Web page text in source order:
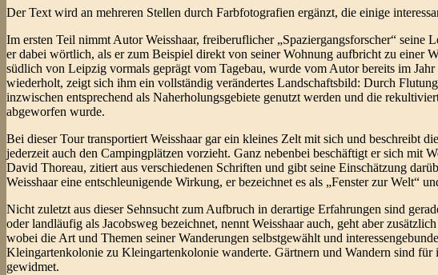
Der Text wird an mehreren Stellen durch Farbfotografien ergänzt, die einige
Im ersten Teil nimmt Autor Weisshaar, freiberuflicher „Spaziergangsforscher“
er dabei wörtlich, als er zum Beispiel direkt von seiner Wohnung aufbricht zu einer
südlich von Leipzig vormals geprägt vom Tagebau, wurde vom Autor bereits im
wiederholt, zeigt sich ihm ein vollständig verändertes Landschaftsbild: Durch
inzwischen entsprechend als Naherholungsgebiete genutzt werden und die
abgeworfen wurde.
Bei dieser Tour transportiert Weisshaar gar ein kleines Zelt mit sich und beschreibt
jederzeit auch den Campingplätzen vorzieht. Ganz nebenbei beschäftigt er sich mit
David Thoreau, zitiert aus verschiedenen Schriften und gibt seine Einschätzung
Weisshaar eine entschleunigende Wirkung, er bezeichnet es als „Fenster zur Welt“
Nicht zuletzt aus dieser Sehnsucht zum Aufbruch in derartige Erfahrungen sind
oder landläufig als Jacobsweg bezeichnet, nennt Weisshaar auch, geht aber
wobei die Art und Themen seiner Wanderungen selbstgewählt und
Kleingartenkolonie zu Kleingartenkolonie wanderte. Gärtnern und Wandern sind
gewidmet.